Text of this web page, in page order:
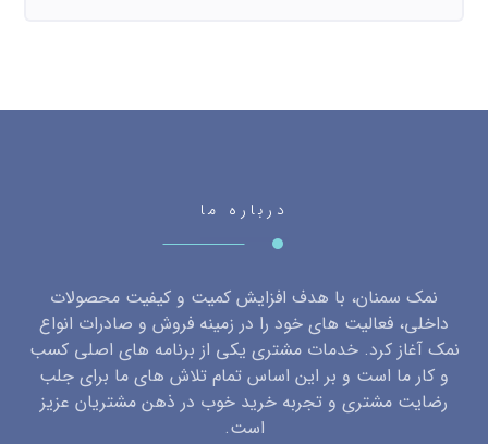
درباره ما
نمک سمنان، با هدف افزایش کمیت و کیفیت محصولات
داخلی، فعالیت های خود را در زمینه فروش و صادرات انواع
نمک آغاز کرد. خدمات مشتری یکی از برنامه های اصلی کسب
و کار ما است و بر این اساس تمام تلاش های ما برای جلب
رضایت مشتری و تجربه خرید خوب در ذهن مشتریان عزیز
است.